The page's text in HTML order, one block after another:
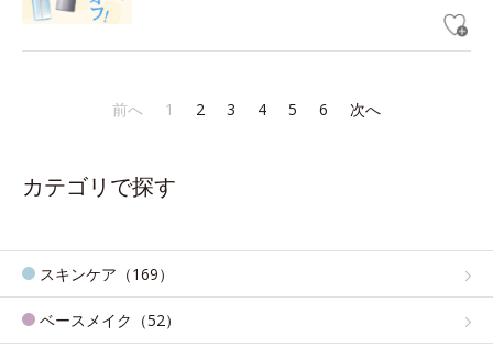
前へ 1 2 3 4 5 6 次へ
カテゴリで探す
スキンケア（169）
ベースメイク（52）